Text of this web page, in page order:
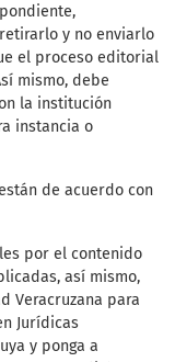
y no enviarlo
el proceso editorial
mismo, debe
la institución
instancia o
de acuerdo con
por el contenido
así mismo,
Veracruzana para
Jurídicas
y ponga a